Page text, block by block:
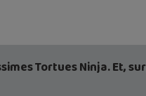
Tortues Ninja. Et,